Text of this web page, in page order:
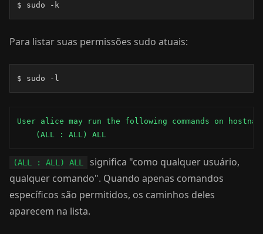
$ sudo -k
Para listar suas permissões sudo atuais:
$ sudo -l
User alice may run the following commands on
    (ALL : ALL) ALL
(ALL : ALL) ALL
significa "como qualquer usuário,
qualquer comando". Quando apenas comandos
específicos são permitidos, os caminhos deles
aparecem na lista.